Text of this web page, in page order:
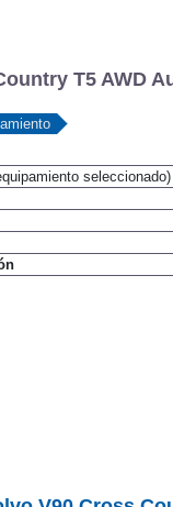
T5 AWD
seleccionado)